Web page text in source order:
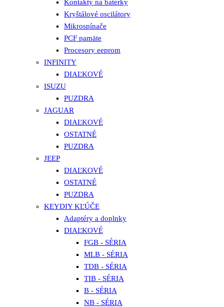
Kontakty na baterky
Kryštálové oscilátory
Mikrospínače
PCF pamäte
Procesory eeprom
INFINITY
DIAĽKOVÉ
ISUZU
PUZDRA
JAGUAR
DIAĽKOVÉ
OSTATNÉ
PUZDRA
JEEP
DIAĽKOVÉ
OSTATNÉ
PUZDRA
KEYDIY KĽÚČE
Adaptéry a doplnky
DIAĽKOVÉ
FGB - SÉRIA
MLB - SÉRIA
TDB - SÉRIA
TIB - SÉRIA
B - SÉRIA
NB - SÉRIA